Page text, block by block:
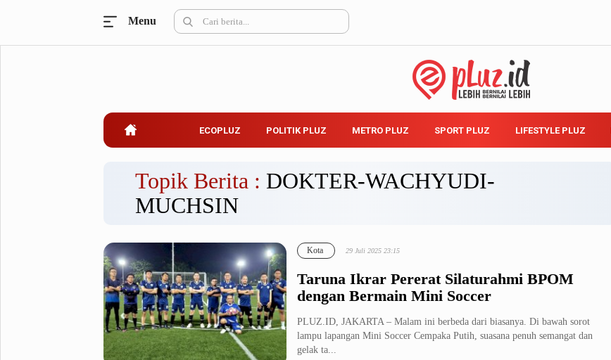
Belanja
Kuliner
Partai Politik
Pilpres
Menu
ECOPLUZ POLITIK PLUZ METRO PLUZ SPORT PLUZ LIFESTYLE PLUZ
Topik Berita : DOKTER-WACHYUDI-
MUCHSIN
Taruna Ikrar Pererat Silaturahmi BPOM
dengan Bermain Mini Soccer
Kota 29 Juli 2025 23:15
PLUZ.ID, JAKARTA – Malam ini berbeda dari biasanya. Di bawah sorot
lampu lapangan Mini Soccer Cempaka Putih, suasana penuh semangat dan
gelak ta...